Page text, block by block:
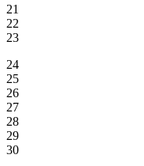
21
22
23
24
25
26
27
28
29
30